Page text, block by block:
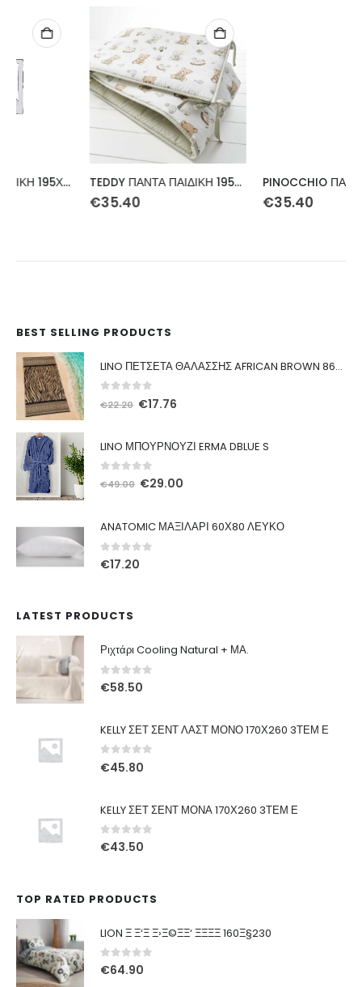
TEDDY ΠΑΝΤΑ ΠΑΙΔΙΚΗ 195Χ40 PINOCCHIO ΠΑΝΤΑ ΠΑΙΔΙΚΗ 195Χ40
BEST SELLING PRODUCTS
LINO ΠΕΤΣΕΤΑ ΘΑΛΑΣΣΗΣ AFRICAN BROWN 86X160
out of 5
€22.20 Original
€17.76
LINO ΜΠΟΥΡΝΟΥΖΙ ERMA DBLUE S
out of 5
€49.00 Original
€29.00
ANATOMIC ΜΑΞΙΛΑΡΙ 60Χ80 ΛΕΥΚΟ
0out of 5
€17.20
LATEST PRODUCTS
Ριχτάρι Cooling Natural + ΜΑ.
0out of 5
€58.50
KELLY ΣΕΤ ΣΕΝΤ ΛΑΣΤ ΜΟΝΟ 170Χ260 3ΤΕΜ Ε
0out of 5
€45.80
KELLY ΣΕΤ ΣΕΝΤ ΜΟΝΑ 170Χ260 3ΤΕΜ Ε
0out of 5
€43.50
TOP RATED PRODUCTS
LION Ξ Ξ‘Ξ Ξ›Ξ©ΞΞ‘ ΞΞΞΞ 160Ξ§230
0out of 5
€64.90